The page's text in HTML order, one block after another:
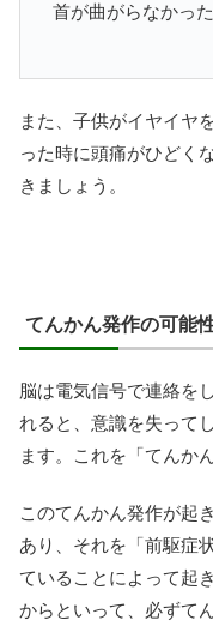
首が曲がらなかっ
また、子供がイヤイヤ
った時に頭痛がひどく
きましょう。
てんかん発作の可能
脳は電気信号で連絡を
れると、意識を失って
ます。これを「てんか
このてんかん発作が起
あり、それを「前駆症
ていることによって起
からといって、必ずて